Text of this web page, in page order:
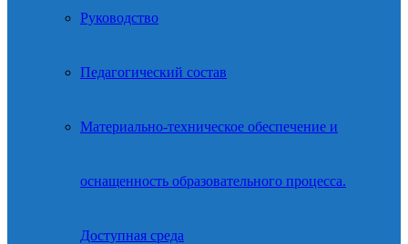
Руководство
Педагогический состав
Материально-техническое обеспечение и
оснащенность образовательного процесса.
Доступная среда